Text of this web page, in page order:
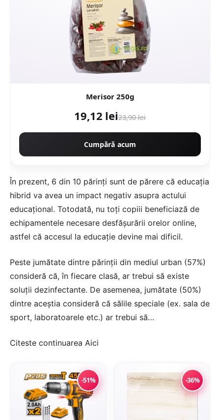
Merisor 250g
19,12 lei23,90 lei
Cumpără acum
În prezent, 6 din 10 părinți sunt de părere că educația
hibrid va avea un impact negativ asupra actului
educațional. Totodată, nu toți copiii beneficiază de
echipamentele necesare desfășurării orelor online,
astfel că accesul la educație devine mai dificil.
Peste jumătate dintre părinții din mediul urban (57%)
consideră că, în fiecare clasă, ar trebui să existe
soluții dezinfectante. De asemenea, jumătate (50%)
dintre aceștia consideră că sălile speciale (ex. sala de
sport, laboratoarele etc.) ar trebui să…
Citeste continuarea Aici
-51% -36%